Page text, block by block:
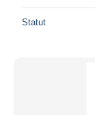
Statut